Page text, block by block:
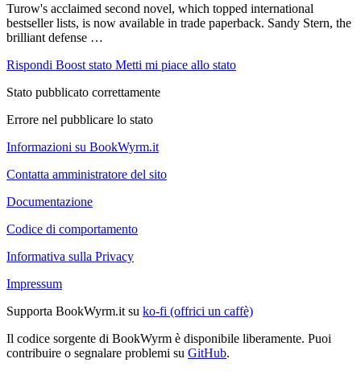
Turow's acclaimed second novel, which topped international
bestseller lists, is now available in trade paperback. Sandy Stern, the
brilliant defense …
Rispondi Boost stato Metti mi piace allo stato
Stato pubblicato correttamente
Errore nel pubblicare lo stato
Informazioni su BookWyrm.it
Contatta amministratore del sito
Documentazione
Codice di comportamento
Informativa sulla Privacy
Impressum
Supporta BookWyrm.it su ko-fi (offrici un caffè)
Il codice sorgente di BookWyrm è disponibile liberamente. Puoi
contribuire o segnalare problemi su GitHub.